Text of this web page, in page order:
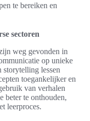
te bereiken en
sectoren
weg gevonden in
op unieke
storytelling lessen
toegankelijker en
van verhalen
beter te onthouden,
leerproces.